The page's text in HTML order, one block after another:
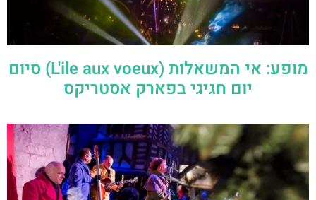
מופע: אי המשאלות (L'ile aux voeux) סיום
יום חגיגי בפארק אסטריקס